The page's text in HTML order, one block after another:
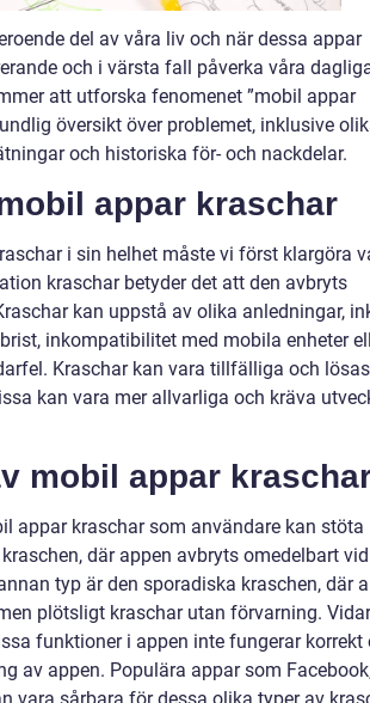
del av våra liv och när dessa appar
och i värsta fall påverka våra
att utforska fenomenet ”mobil appar
översikt över problemet, inklusive
och historiska för- och nackdelar.
appar kraschar
i sin helhet måste vi först klargöra
kraschar betyder det att den avbryts
kan uppstå av olika anledningar,
inkompatibilitet med mobila enheter
Kraschar kan vara tillfälliga och
kan vara mer allvarliga och kräva
mobil appar
appar kraschar som användare kan stöta
där appen avbryts omedelbart
typ är den sporadiska kraschen, där
plötsligt kraschar utan förvarning.
funktioner i appen inte fungerar korrekt
av appen. Populära appar som